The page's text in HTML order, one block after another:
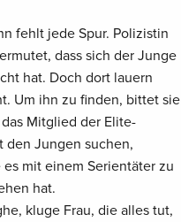
fehlt jede Spur. Polizistin
dass sich der Junge
hat. Doch dort lauern
Um ihn zu finden, bittet sie
Mitglied der Elite-
den Jungen suchen,
mit einem Serientäter zu
hat.
kluge Frau, die alles tut,